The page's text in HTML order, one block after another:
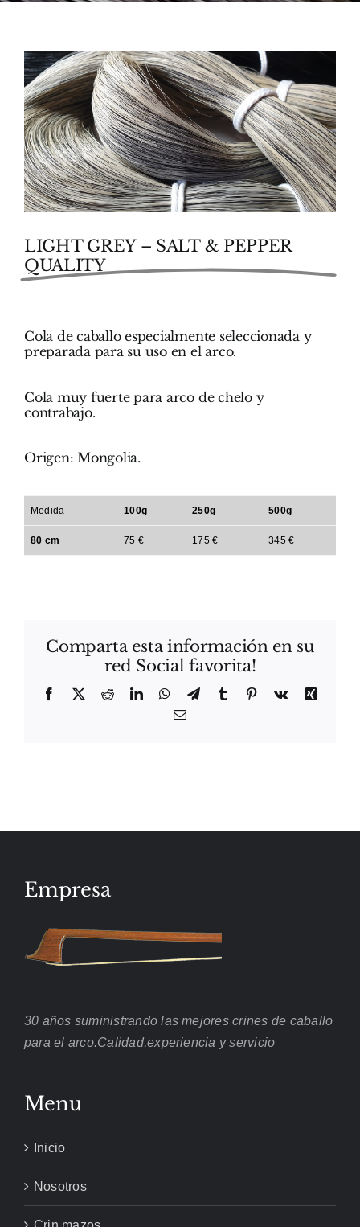
LIGHT GREY – SALT & PEPPER
QUALITY
Cola de caballo especialmente seleccionada y
preparada para su uso en el arco.
Cola muy fuerte para arco de chelo y
contrabajo.
Origen: Mongolia.
Medida 100g 250g 500g
80 cm 75 € 175 € 345 €
Comparta esta información en su
red Social favorita!
Facebook
X RedditLinkedInWhatsApp
TelegramTumblr Pinterest
Vk
Xing
Correo
Empresa
30 años suministrando las mejores crines de caballo
para el arco.Calidad,experiencia y servicio
Menu
Inicio
Nosotros